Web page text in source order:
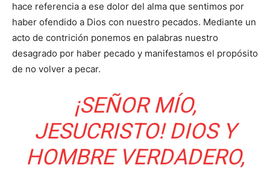
hace referencia a ese dolor del alma que sentimos por
haber ofendido a Dios con nuestro pecados. Mediante un
acto de contrición ponemos en palabras nuestro
desagrado por haber pecado y manifestamos el propósito
de no volver a pecar.
¡SEÑOR MÍO,
JESUCRISTO! DIOS Y
HOMBRE VERDADERO,